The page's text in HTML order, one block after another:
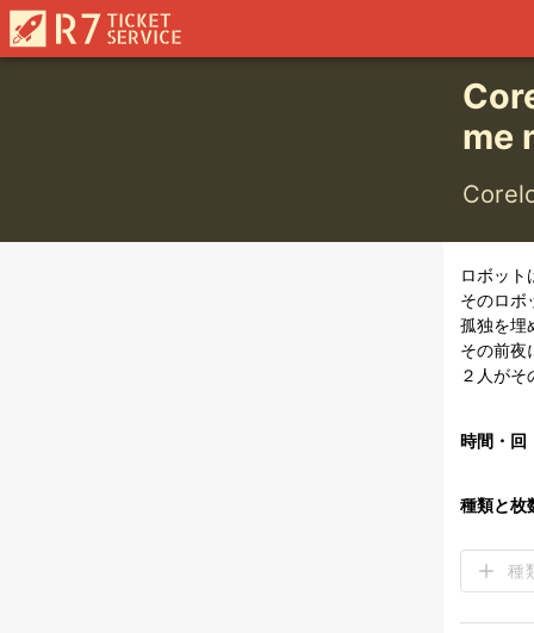
me
ロボット
そのロボ
孤独を埋
その前夜
２人がそ
時間・回
種類と枚
種